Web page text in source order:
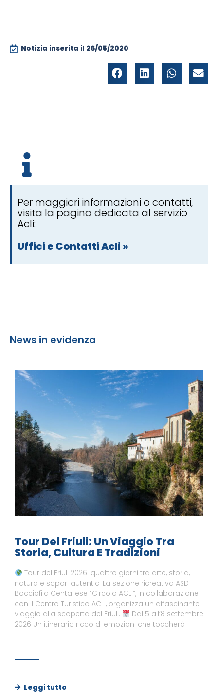
Notizia inserita il 26/05/2020
Per maggiori informazioni o contatti,
visita la pagina dedicata al servizio
Acli:
Uffici e Contatti Acli »
News in evidenza
Tour Del Friuli: Un Viaggio Tra
Storia, Cultura E Tradizioni
Tour del Friuli 2026: quattro giorni tra arte, storia,
natura e sapori autentici La sezione ricreativa ASD
Bocciofila Centallese “Circolo ACLI”, in collaborazione
con il Centro Turistico ACLI, organizza un affascinante
viaggio alla scoperta del Friuli.
Dal 5 all’8 settembre
2026 Un itinerario ricco di emozioni che toccherà
Leggi tutto